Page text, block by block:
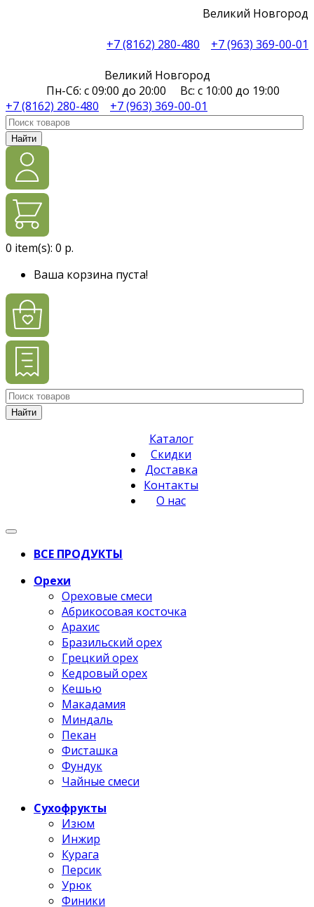
Великий Новгород
+7 (8162) 280-480
+7 (963) 369-00-01
Великий Новгород
Пн-Сб: с 09:00 до 20:00 Вс: с 10:00 до 19:00
+7 (8162) 280-480
+7 (963) 369-00-01
Найти
0 item(s): 0 р.
Ваша корзина пуста!
Найти
Каталог
Скидки
Доставка
Контакты
О нас
ВСЕ ПРОДУКТЫ
Орехи
Ореховые смеси
Абрикосовая косточка
Арахис
Бразильский орех
Грецкий орех
Кедровый орех
Кешью
Макадамия
Миндаль
Пекан
Фисташка
Фундук
Чайные смеси
Сухофрукты
Изюм
Инжир
Курага
Персик
Урюк
Финики